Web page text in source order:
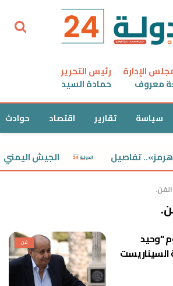
الإدارة
معروف
رئيس التحرير
حمادة السيد
سياسة تقارير اقتصاد حوادث
تفاصيل الجيش
فن
“وحيد
السيناريست